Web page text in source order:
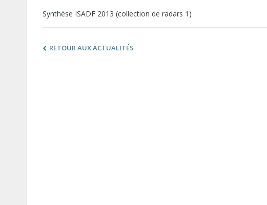
Synthèse ISADF 2013 (collection de radars 1)
RETOUR AUX ACTUALITÉS